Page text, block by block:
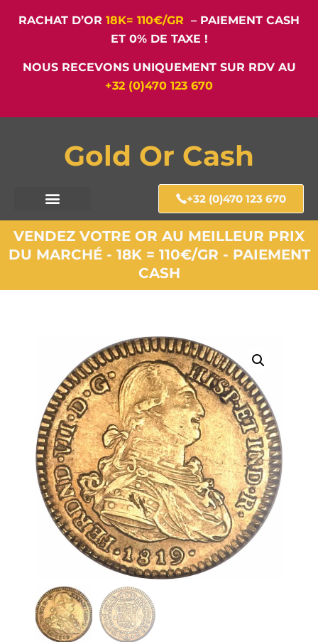
RACHAT D’OR 18K= 110€/GR – PAIEMENT CASH
ET 0% DE TAXE !
NOUS RECEVONS UNIQUEMENT SUR RDV AU
+32 (0)470 123 670
Gold Or Cash
+32 (0)470 123 670
VENDEZ VOTRE OR AU MEILLEUR PRIX
DU MARCHÉ - 18K = 110€/GR - PAIEMENT
CASH